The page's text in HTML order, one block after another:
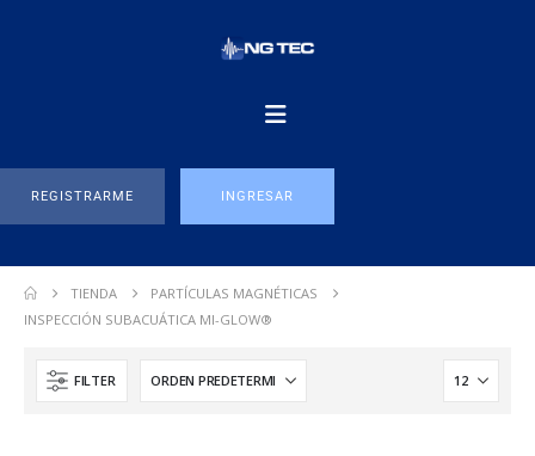
REGISTRARME INGRESAR
TIENDA
PARTÍCULAS MAGNÉTICAS
INSPECCIÓN SUBACUÁTICA MI-GLOW®
FILTER